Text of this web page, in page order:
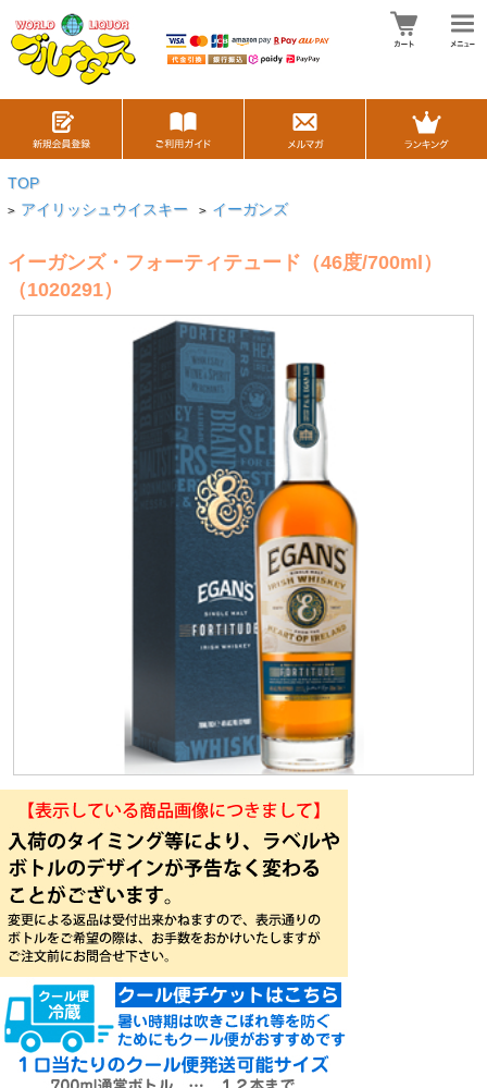
TOP
> アイリッシュウイスキー > イーガンズ
イーガンズ・フォーティテュード（46度/700ml）
（1020291）